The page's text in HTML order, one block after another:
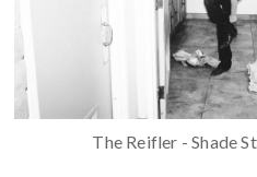
The Reifler - Shade